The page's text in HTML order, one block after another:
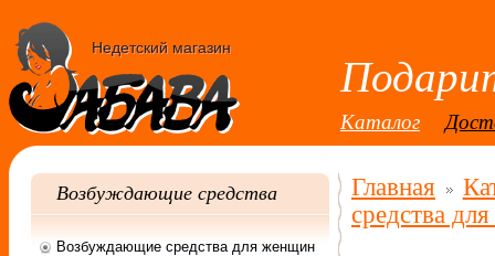
Недетский магазин
Каталог
Главная
средства
Возбуждающие средства
Возбуждающие средства для женщин